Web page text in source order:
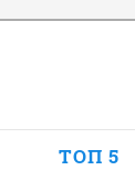
ТОП 5